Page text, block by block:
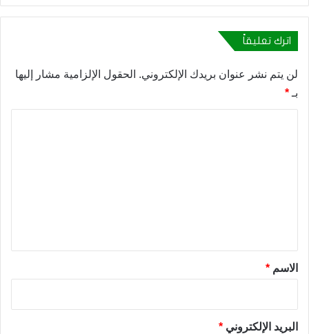
اترك تعليقاً
لن يتم نشر عنوان بريدك الإلكتروني. الحقول الإلزامية مشار إليها
بـ *
*الاسم *
البريد الإلكتروني *